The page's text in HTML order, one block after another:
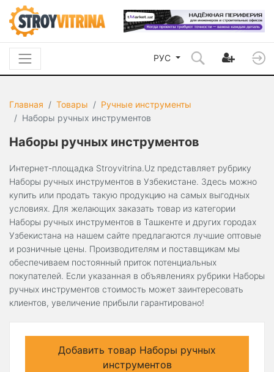
РУС
Главная Товары
Ручные инструменты
Наборы ручных инструментов
Наборы ручных инструментов
Интернет-площадка Stroyvitrina.Uz представляет рубрику
Наборы ручных инструментов в Узбекистане. Здесь можно
купить или продать такую продукцию на самых выгодных
условиях. Для желающих заказать товар из категории
Наборы ручных инструментов в Ташкенте и других городах
Узбекистана на нашем сайте предлагаются лучшие оптовые
и розничные цены. Производителям и поставщикам мы
обеспечиваем постоянный приток потенциальных
покупателей. Если указанная в объявлениях рубрики Наборы
ручных инструментов стоимость может заинтересовать
клиентов, увеличение прибыли гарантировано!
Добавить товар Наборы ручных
инструментов